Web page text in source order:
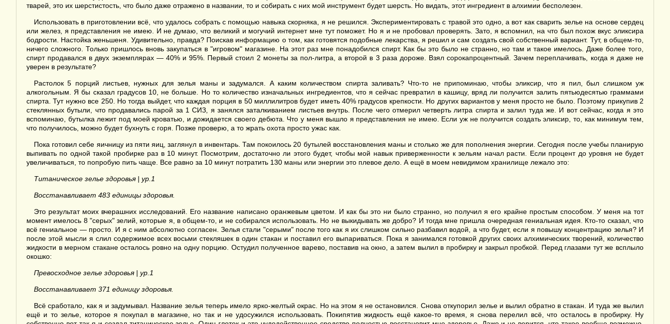
тварей, это их шерстистость, что было даже отражено в названии, то и собирать с них мой инструмент будет шерсть. Но видать, этот ингредиент в алхимии бесполезен.
Использовать в приготовлении всё, что удалось собрать с помощью навыка скорняка, я не решился. Экспериментировать с травой это одно, а вот как сварить зелье на основе сердец
или желез, я представления не имею. И не думаю, что великий и могучий интернет мне тут поможет. Но я и не пробовал проверять. Зато, я вспомнил, на что был похож вкус эликсира
бодрости. Настойка женьшеня. Удивительно, правда? Поискав информацию о том, как готовятся подобные лекарства, я решил и сам создать свой собственный вариант. Тут, в общем-то,
ничего сложного. Только пришлось вновь закупаться в "игровом" магазине. На этот раз мне понадобился спирт. Как бы это было не странно, но там и такое имелось. Даже более того,
спирт продавался в двух экземплярах — 40% и 95%. Первый стоил 2 монеты за пол-литра, а второй в 3 раза дороже. Взял сорокапроцентный. Зачем переплачивать, когда я даже не
уверен в результате?
Растолок 5 порций листьев, нужных для зелья маны и задумался. А каким количеством спирта заливать? Что-то не припоминаю, чтобы эликсир, что я пил, был слишком уж
алкогольным. Я бы сказал градусов 10, не больше. Но то количество изначальных ингредиентов, что я сейчас превратил в кашицу, вряд ли получится залить пятьюдесятью граммами
спирта. Тут нужно все 250. Но тогда выйдет, что каждая порция в 50 миллилитров будет иметь 40% градусов крепкости. Но других вариантов у меня просто не было. Поэтому прикупив 2
стеклянных бутыли, что продавались парой за 1 СИЗ, я занялся заталкиванием листьев внутрь. После чего отмерил четверть литра спирта и залил туда же. И вот сейчас, когда я это
вспоминаю, бутылка лежит под моей кроватью, и дожидается своего дебюта. Что у меня вышло я представления не имею. Если уж не получится создать эликсир, то, как минимум тем,
что получилось, можно будет бухнуть с горя. Позже проверю, а то жрать охота просто ужас как.
Пока готовил себе яичницу из пяти яиц, заглянул в инвентарь. Там покоилось 20 бутылей восстановления маны и столько же для пополнения энергии. Сегодня после учебы планирую
выпивать по одной такой пробирке раз в 10 минут. Посмотрим, достаточно ли этого будет, чтобы мой навык приверженности к зельям начал расти. Если процент до уровня не будет
увеличиваться, то попробую пить чаще. Все равно за 10 минут потратить 130 маны или энергии это плевое дело. А ещё в моем невидимом хранилище лежало это:
Титаническое зелье здоровья | ур.1
Восстанавливает 483 единицы здоровья.
Это результат моих вчерашних исследований. Его название написано оранжевым цветом. И как бы это ни было странно, но получил я его крайне простым способом. У меня на тот
момент имелось 8 "серых" зелий, которые я, в общем-то, и не собирался использовать. Но не выкидывать же добро? И тогда мне пришла очередная гениальная идея. Кто-то сказал, что
всё гениальное — просто. И я с ним абсолютно согласен. Зелья стали "серыми" после того как я их слишком сильно разбавил водой, а что будет, если я повышу концентрацию зелья? И
после этой мысли я слил содержимое всех восьми стекляшек в один стакан и поставил его выпариваться. Пока я занимался готовкой других своих алхимических творений, количество
жидкости в мерном стакане осталось ровно на одну порцию. Остудил полученное варево, поставив на окно, а затем вылил в пробирку и закрыл пробкой. Перед глазами тут же всплыло
окошко:
Превосходное зелье здоровья | ур.1
Восстанавливает 371 единицу здоровья.
Всё сработало, как я и задумывал. Название зелья теперь имело ярко-желтый окрас. Но на этом я не остановился. Снова откупорил зелье и вылил обратно в стакан. И туда же вылил
ещё и то зелье, которое я покупал в магазине, но так и не удосужился использовать. Покипятив жидкость ещё какое-то время, я снова перелил всё, что осталось в пробирку. Ну